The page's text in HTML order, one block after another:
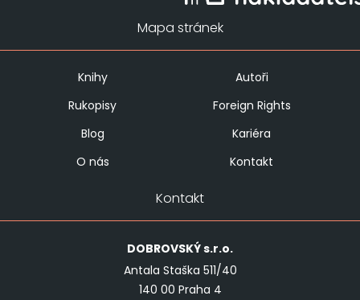
Mapa stránek
Knihy
Autoři
Rukopisy
Foreign Rights
Blog
Kariéra
O nás
Kontakt
Kontakt
DOBROVSKÝs.r.o.
Antala Staška 511/40
140 00 Praha 4